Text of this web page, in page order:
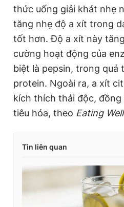
thức uống giải khát nhẹ
tăng nhẹ độ a xít trong
tốt hơn. Độ a xít này
cường hoạt động của
biệt là pepsin, trong quá
protein. Ngoài ra, a xít
kích thích thải độc,
tiêu hóa, theo Eating Well
Tin liên quan